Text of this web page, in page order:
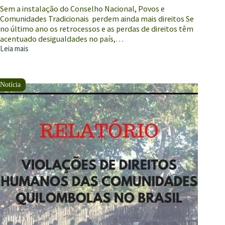
Sem a instalação do Conselho Nacional, Povos e
Comunidades Tradicionais perdem ainda mais direitos Se
no último ano os retrocessos e as perdas de direitos têm
acentuado desigualdades no país,…
Leia mais
Há
conselheiras
e
conselheiros
aguardam
a
posse
no
CNPCT